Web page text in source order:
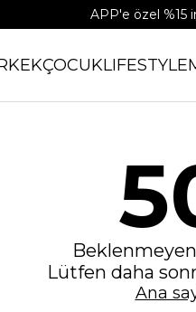
APP'e özel %15
ÇOCUKLIFESTYLE
Lütfen daha
Ana